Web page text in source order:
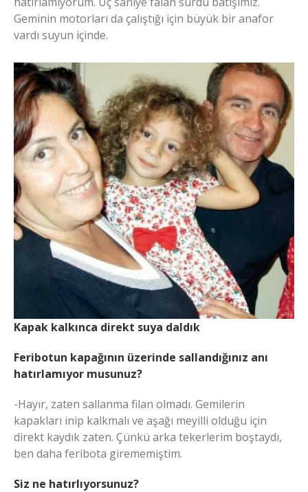
Geminin motorları da çalıştığı için büyük bir anafor
vardı suyun içinde.
Kapak kalkınca direkt suya daldık
Feribotun kapağının üzerinde sallandığınız anı
hatırlamıyor musunuz?
-Hayır, zaten sallanma filan olmadı. Gemilerin
kapakları inip kalkmalı ve aşağı meyilli olduğu için
direkt kaydık zaten. Çünkü arka tekerlerim boştaydı,
ben daha feribota girememiştim.
Siz ne hatırlıyorsunuz?